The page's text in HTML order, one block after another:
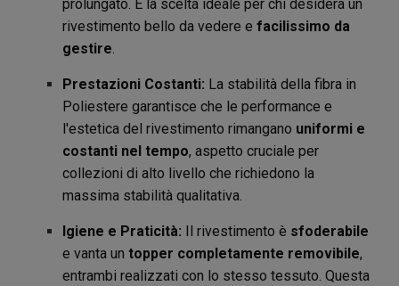
prolungato. È la scelta ideale per chi desidera un
rivestimento bello da vedere e facilissimo da
gestire.
Prestazioni Costanti: La stabilità della fibra in
Poliestere garantisce che le performance e
l'estetica del rivestimento rimangano uniformi e
costanti nel tempo, aspetto cruciale per
collezioni di alto livello che richiedono la
massima stabilità qualitativa.
Igiene e Praticità: Il rivestimento è sfoderabile
e vanta un topper completamente removibile,
entrambi realizzati con lo stesso tessuto. Questa